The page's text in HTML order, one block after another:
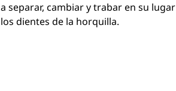
a separar, cambiar y trabar en su lugar
los dientes de la horquilla.